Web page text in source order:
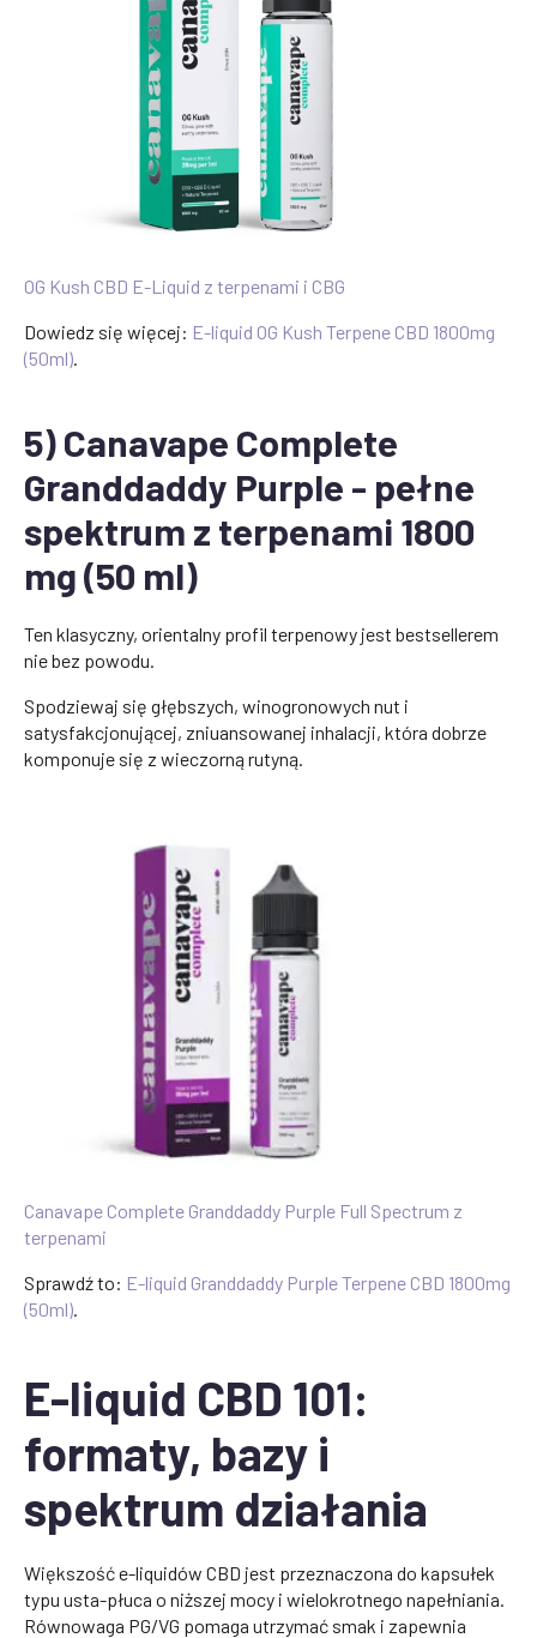
OG Kush CBD E-Liquid z terpenami i CBG
Dowiedz się więcej: E-liquid OG Kush Terpene CBD 1800mg
(50ml).
5) Canavape Complete
Granddaddy Purple - pełne
spektrum z terpenami 1800
mg (50 ml)
Ten klasyczny, orientalny profil terpenowy jest bestsellerem
nie bez powodu.
Spodziewaj się głębszych, winogronowych nut i
satysfakcjonującej, zniuansowanej inhalacji, która dobrze
komponuje się z wieczorną rutyną.
Canavape Complete Granddaddy Purple Full Spectrum z
terpenami
Sprawdź to: E-liquid Granddaddy Purple Terpene CBD 1800mg
(50ml).
E-liquid CBD 101:
formaty, bazy i
spektrum działania
Większość e-liquidów CBD jest przeznaczona do kapsułek
typu usta-płuca o niższej mocy i wielokrotnego napełniania.
Równowaga PG/VG pomaga utrzymać smak i zapewnia